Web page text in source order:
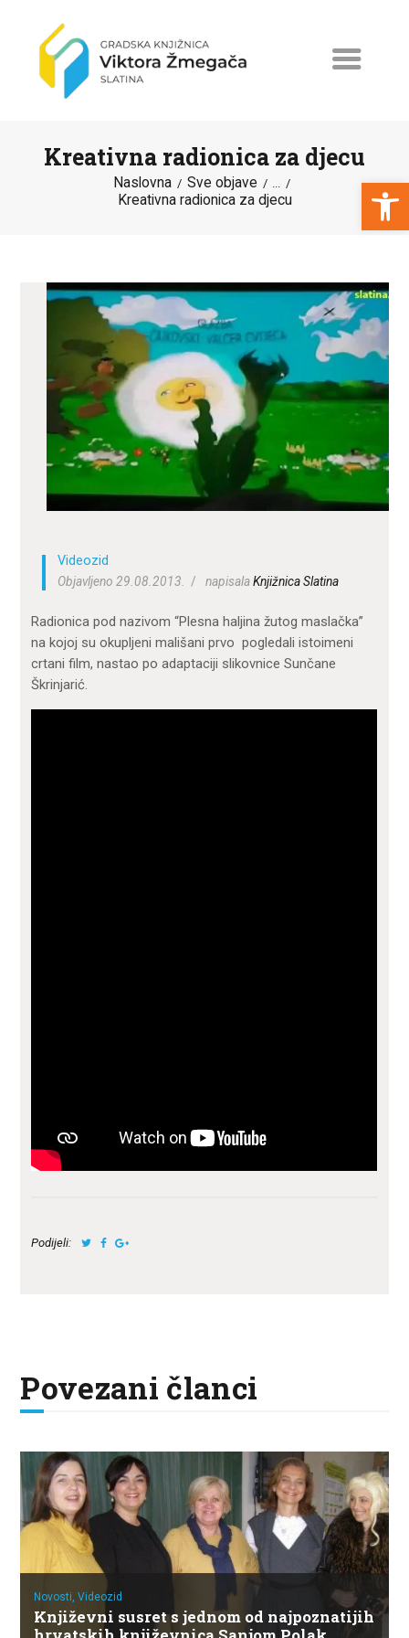
Open toolbar
Kreativna radionica za djecu
Naslovna Sve objave ...
Kreativna radionica za djecu
ERASMUS+
PROGRAMI I PROJEKTI
KATALOG
O KNJIŽNICI
ZA KORISNIKE
ODJELI
DOKUMENTI
Videozid
Objavljeno 29.08.2013.
napisalaKnjižnica Slatina
Radionica pod nazivom “Plesna haljina žutog maslačka”
na kojoj su okupljeni mališani prvo pogledali istoimeni
crtani film, nastao po adaptaciji slikovnice Sunčane
Škrinjarić.
Podijeli:
Povezani članci
Novosti,Videozid
Književni susret s jednom od najpoznatijih